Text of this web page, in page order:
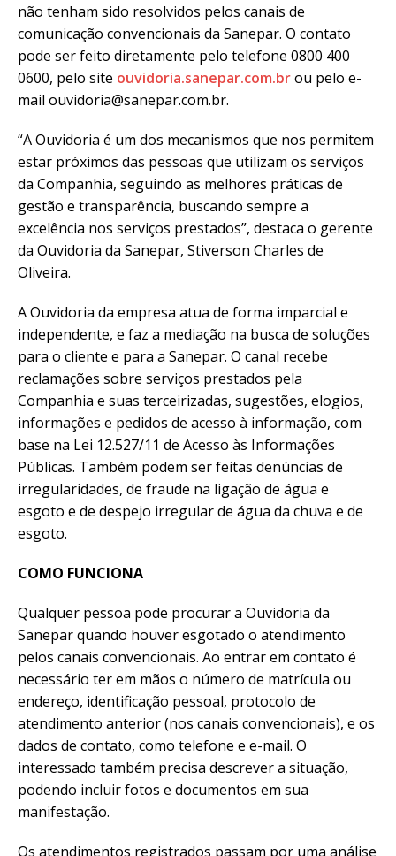
não tenham sido resolvidos pelos canais de
comunicação convencionais da Sanepar. O contato
pode ser feito diretamente pelo telefone 0800 400
0600, pelo site ouvidoria.sanepar.com.brou pelo e-
mail ouvidoria@sanepar.com.br.
“A Ouvidoria é um dos mecanismos que nos permitem
estar próximos das pessoas que utilizam os serviços
da Companhia, seguindo as melhores práticas de
gestão e transparência, buscando sempre a
excelência nos serviços prestados”, destaca o gerente
da Ouvidoria da Sanepar, Stiverson Charles de
Oliveira.
A Ouvidoria da empresa atua de forma imparcial e
independente, e faz a mediação na busca de soluções
para o cliente e para a Sanepar. O canal recebe
reclamações sobre serviços prestados pela
Companhia e suas terceirizadas, sugestões, elogios,
informações e pedidos de acesso à informação, com
base na Lei 12.527/11 de Acesso às Informações
Públicas. Também podem ser feitas denúncias de
irregularidades, de fraude na ligação de água e
esgoto e de despejo irregular de água da chuva e de
esgoto.
COMO FUNCIONA
Qualquer pessoa pode procurar a Ouvidoria da
Sanepar quando houver esgotado o atendimento
pelos canais convencionais. Ao entrar em contato é
necessário ter em mãos o número de matrícula ou
endereço, identificação pessoal, protocolo de
atendimento anterior (nos canais convencionais), e os
dados de contato, como telefone e e-mail. O
interessado também precisa descrever a situação,
podendo incluir fotos e documentos em sua
manifestação.
Os atendimentos registrados passam por uma análise